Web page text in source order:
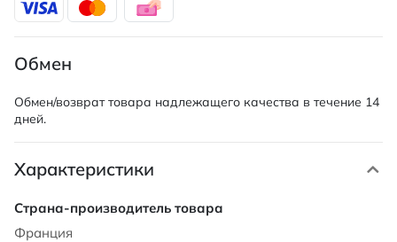
Обмен
Обмен/возврат товара надлежащего качества в течение 14
дней.
Характеристики
Характеристики
Франция